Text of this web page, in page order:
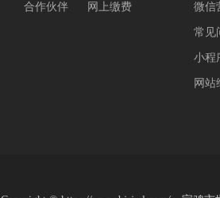
合作伙伴 网上缴费 微信
常见
小程
网站